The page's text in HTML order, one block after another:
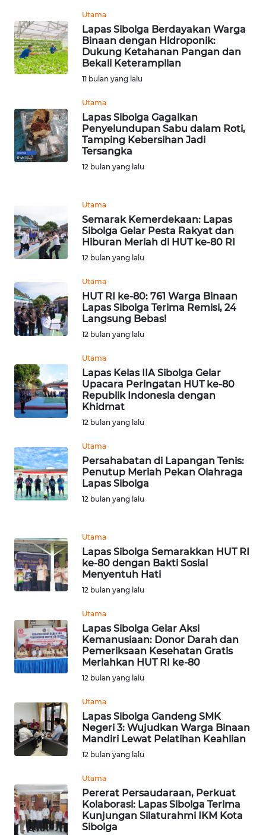
Utama
Lapas Sibolga Berdayakan Warga
Binaan dengan Hidroponik:
Dukung Ketahanan Pangan dan
Bekali Keterampilan
11 bulan yang lalu
Utama
Lapas Sibolga Gagalkan
Penyelundupan Sabu dalam Roti,
Tamping Kebersihan Jadi
Tersangka
12 bulan yang lalu
Utama
Semarak Kemerdekaan: Lapas
Sibolga Gelar Pesta Rakyat dan
Hiburan Meriah di HUT ke-80 RI
12 bulan yang lalu
Utama
HUT RI ke-80: 761 Warga Binaan
Lapas Sibolga Terima Remisi, 24
Langsung Bebas!
12 bulan yang lalu
Utama
Lapas Kelas IIA Sibolga Gelar
Upacara Peringatan HUT ke-80
Republik Indonesia dengan
Khidmat
12 bulan yang lalu
Utama
Persahabatan di Lapangan Tenis:
Penutup Meriah Pekan Olahraga
Lapas Sibolga
12 bulan yang lalu
Utama
Lapas Sibolga Semarakkan HUT RI
ke-80 dengan Bakti Sosial
Menyentuh Hati
12 bulan yang lalu
Utama
Lapas Sibolga Gelar Aksi
Kemanusiaan: Donor Darah dan
Pemeriksaan Kesehatan Gratis
Meriahkan HUT RI ke-80
12 bulan yang lalu
Utama
Lapas Sibolga Gandeng SMK
Negeri 3: Wujudkan Warga Binaan
Mandiri Lewat Pelatihan Keahlian
12 bulan yang lalu
Utama
Pererat Persaudaraan, Perkuat
Kolaborasi: Lapas Sibolga Terima
Kunjungan Silaturahmi IKM Kota
Sibolga
WN
RIAU
WN
WN
JAMBI
WN
NTB
WN
SULTENG
SULBAR
WN
WN
SUMBAR
WN
WN
BENGKULU
WN
JATENG
WN
JOGJA
WN
BALI
KALBAR
WN
KALTENG